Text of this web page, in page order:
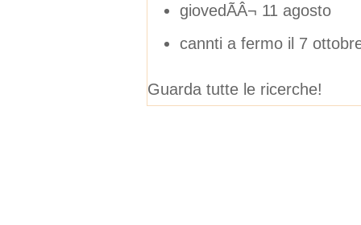
giovedÃÂ¬ 11 agosto
cannti a fermo il 7
Guarda tutte le ricerche!